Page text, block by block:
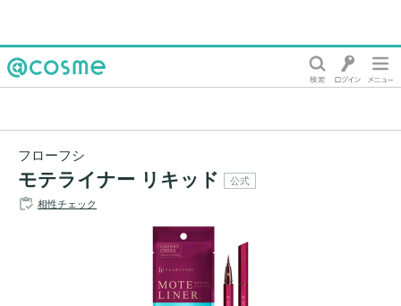
フローフシ
モテライナー リキッド 公式
相性チェック